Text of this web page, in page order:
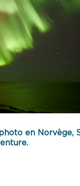
en Norvège,